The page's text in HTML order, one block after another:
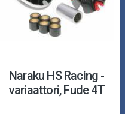
Naraku HS Racing -
variaattori, Fude 4T